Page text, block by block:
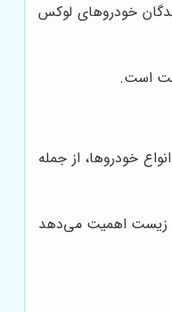
خودروهای لوکس
است.
با کیفیت و نوآورانه برای انواع خودروها، از جمله
زیست اهمیت می‌دهد